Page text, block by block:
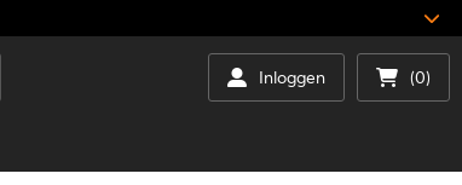
Inloggen (0)